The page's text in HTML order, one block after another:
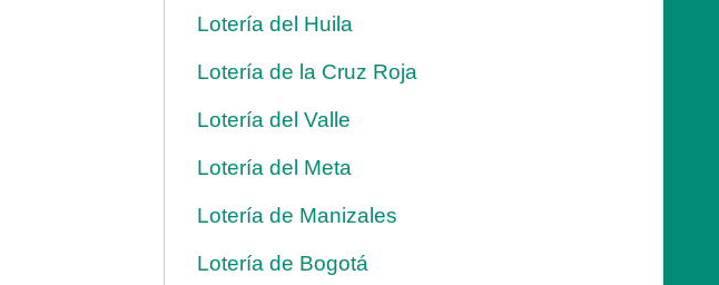
Lotería del Huila
Lotería de la Cruz Roja
Lotería del Valle
Lotería del Meta
Lotería de Manizales
Lotería de Bogotá